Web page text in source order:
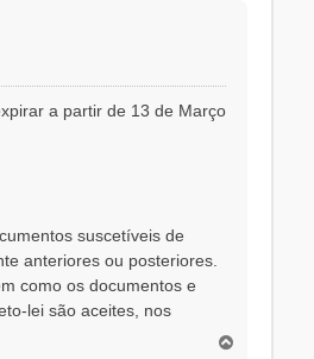
a partir de 13 de Março
suscetíveis de
anteriores ou posteriores.
como os documentos e
lei são aceites, nos